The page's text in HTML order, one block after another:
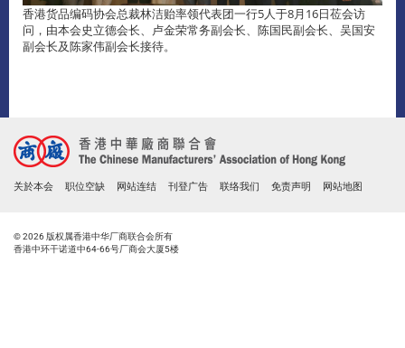
香港货品编码协会总裁林洁贻率领代表团一行5人于8月16日莅会访
问，由本会史立德会长、卢金荣常务副会长、陈国民副会长、吴国安
副会长及陈家伟副会长接待。
关於本会 职位空缺 网站连结 刊登广告 联络我们 免责声明 网站地图
© 2026 版权属香港中华厂商联合会所有
香港中环干诺道中64-66号厂商会大厦5楼